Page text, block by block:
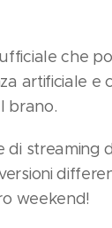
che
artificiale e
brano.
streaming
weekend!